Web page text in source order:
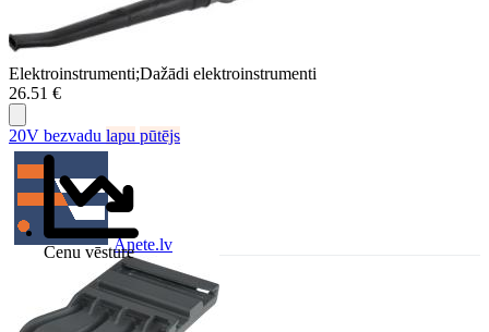
Elektroinstrumenti;Dažādi elektroinstrumenti
26.51 €
Cenu vēsture
20V bezvadu lapu pūtējs
Anete.lv